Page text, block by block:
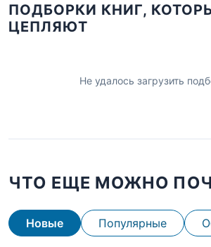
ПОДБОРКИ КНИГ,
ЦЕПЛЯЮТ
Не удалось загрузить
ЧТО ЕЩЕ МОЖНО
Новые Популярные